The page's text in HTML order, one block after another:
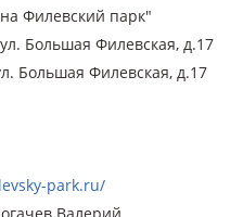
Филевский парк"
Большая Филевская, д.17
Большая Филевская, д.17
park.ru/